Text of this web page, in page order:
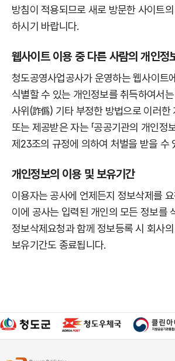
방침이 적용되므로 새로 방문한 사이트
하시기 바랍니다.
웹사이트 이용 중 다른 사람의 개인정
청도공영사업공사가 운영하는 웹사이트
식별할 수 있는 개인정보를 취득하여서
사위(詐僞) 기타 부정한 방법으로 이러한
또는 제공받은 자는 「공공기관의 개인정
제23조의 규정에 의하여 처벌을 받을 수
개인정보의 이용 및 보유기간
이용자는 공사에 언제든지 정보삭제를 요
이에 공사는 입력된 개인의 모든 정보를
정보삭제요청과 함께 정보등록 시 회사
보유기간도 종료됩니다.